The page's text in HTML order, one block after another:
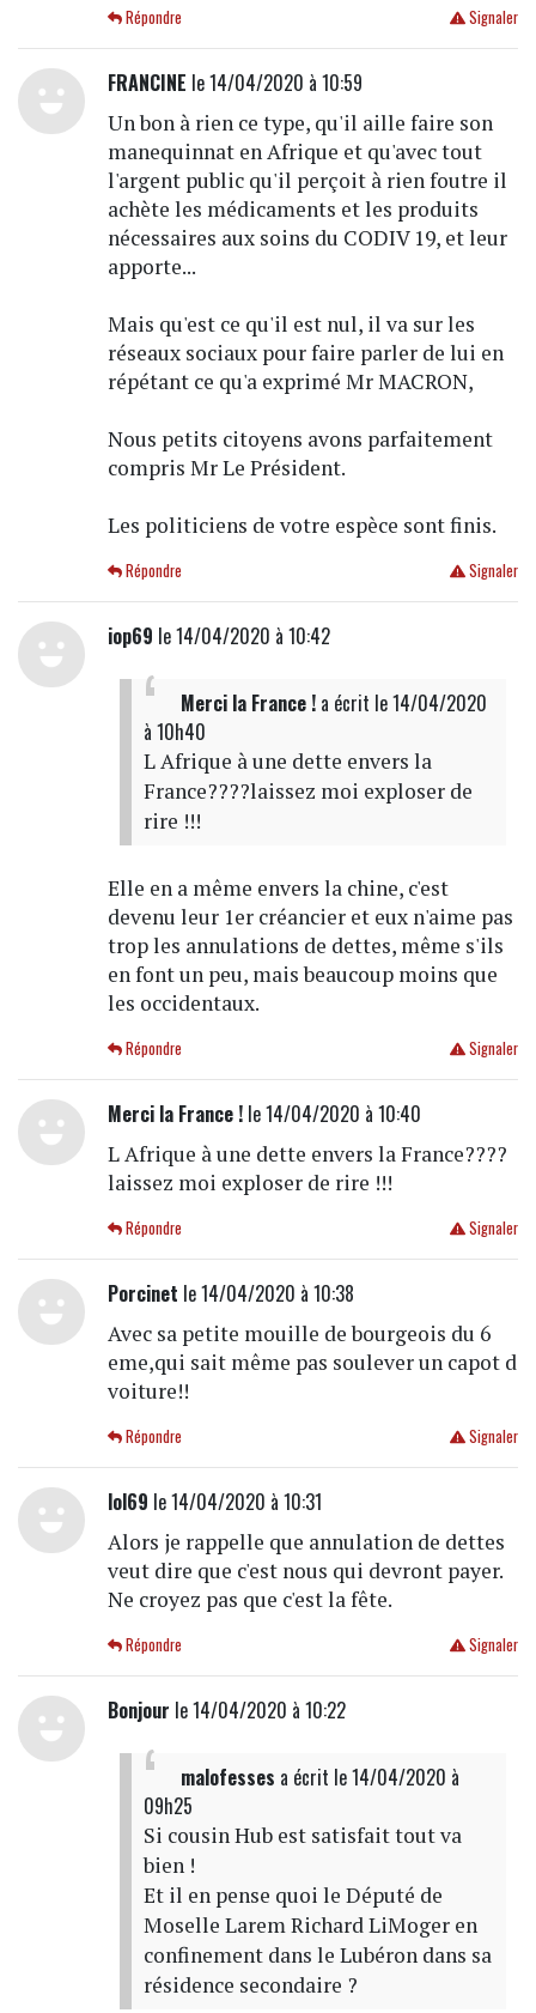
Signaler
Répondre
FRANCINE le 14/04/2020 à 10:59
Un bon à rien ce type, qu'il aille faire son
manequinnat en Afrique et qu'avec tout
l'argent public qu'il perçoit à rien foutre il
achète les médicaments et les produits
nécessaires aux soins du CODIV 19, et leur
apporte...
Mais qu'est ce qu'il est nul, il va sur les
réseaux sociaux pour faire parler de lui en
répétant ce qu'a exprimé Mr MACRON,
Nous petits citoyens avons parfaitement
compris Mr Le Président.
Les politiciens de votre espèce sont finis.
Signaler
Répondre
iop69 le 14/04/2020 à 10:42
Merci la France !a écrit le 14/04/2020
à 10h40
L Afrique à une dette envers la
France????laissez moi exploser de
rire !!!
Elle en a même envers la chine, c'est
devenu leur 1er créancier et eux n'aime pas
trop les annulations de dettes, même s'ils
en font un peu, mais beaucoup moins que
les occidentaux.
Signaler
Répondre
Merci la France !le 14/04/2020 à 10:40
L Afrique à une dette envers la France????
laissez moi exploser de rire !!!
Signaler
Répondre
Porcinet le 14/04/2020 à 10:38
Avec sa petite mouille de bourgeois du 6
eme,qui sait même pas soulever un capot d
voiture!!
Signaler
Répondre
lol69 le 14/04/2020 à 10:31
Alors je rappelle que annulation de dettes
veut dire que c'est nous qui devront payer.
Ne croyez pas que c'est la fête.
Signaler
Répondre
Bonjour le 14/04/2020 à 10:22
malofesses a écrit le 14/04/2020 à
09h25
Si cousin Hub est satisfait tout va
bien !
Et il en pense quoi le Député de
Moselle Larem Richard LiMoger en
confinement dans le Lubéron dans sa
résidence secondaire ?